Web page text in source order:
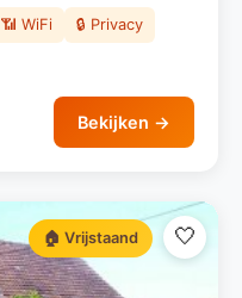
📶 WiFi
🔒 Privacy
Bekijken →
🏠 Vrijstaand 🤍